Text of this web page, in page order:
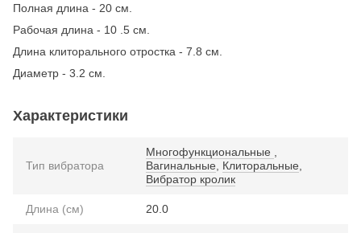
Полная длина - 20 см.
Рабочая длина - 10 .5 см.
Длина клиторального отростка - 7.8 см.
Диаметр - 3.2 см.
Характеристики
Тип вибратора
Многофункциональные
Вагинальные
Клиторальные
Вибратор кролик
Длина (см) 20.0